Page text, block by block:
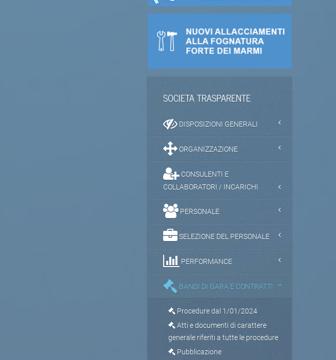
SOCIETA TRASPARENTE
DISPOSIZIONI GENERALI
ORGANIZZAZIONE
CONSULENTI E
COLLABORATORI / INCARICHI
PERSONALE
SELEZIONE DEL PERSONALE
PERFORMANCE
BANDI DI GARA E CONTRATTI
Procedure dal 1/01/2024
Atti e documenti di carattere
generale riferiti a tutte le procedure
Pubblicazione